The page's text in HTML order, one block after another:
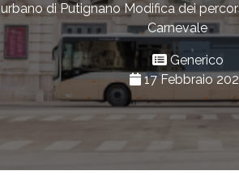
urbano di Putignano Modifica dei
Carnevale
Generico
17 Febbraio